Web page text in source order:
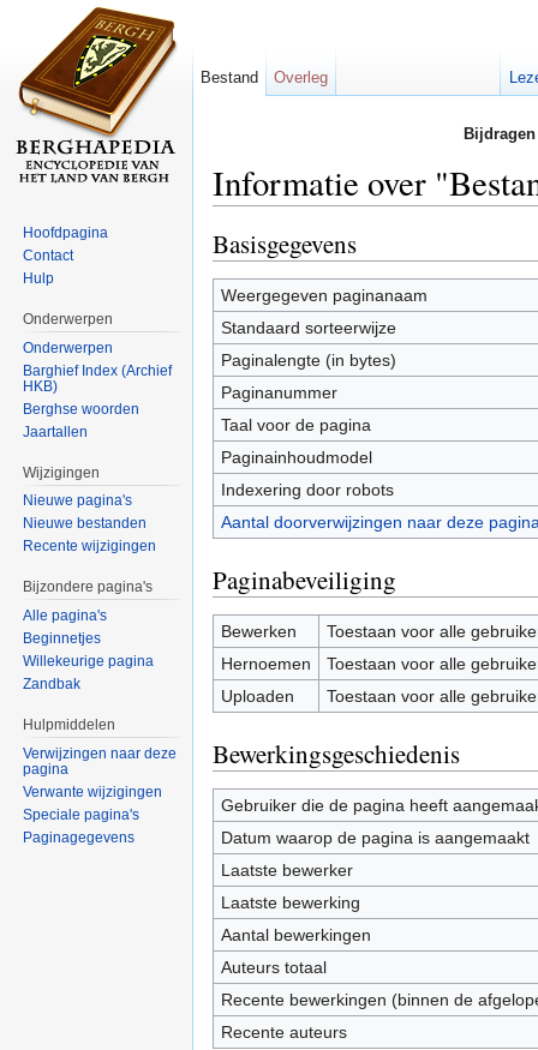
Informatie over
Basisgegevens
Weergegeven paginanaam
Standaard sorteerwijze
Paginalengte (in bytes)
Paginanummer
Taal voor de pagina
Paginainhoudmodel
Indexering door robots
Aantal doorverwijzingen naar deze
Paginabeveiliging
Bewerken
Toestaan voor alle
Hernoemen
Toestaan voor alle
Uploaden
Toestaan voor alle
Bewerkingsgeschiedenis
Gebruiker die de pagina heeft
Datum waarop de pagina is aangemaakt
Laatste bewerker
Laatste bewerking
Aantal bewerkingen
Auteurs totaal
Recente bewerkingen (binnen de
Recente auteurs
Bestand Overleg
Hoofdpagina
Contact
Hulp
Onderwerpen
Onderwerpen
Barghief Index (Archief
HKB)
Berghse woorden
Jaartallen
Wijzigingen
Nieuwe pagina's
Nieuwe bestanden
Recente wijzigingen
Bijzondere pagina's
Alle pagina's
Beginnetjes
Willekeurige pagina
Zandbak
Hulpmiddelen
Verwijzingen naar deze
pagina
Verwante wijzigingen
Speciale pagina's
Paginagegevens